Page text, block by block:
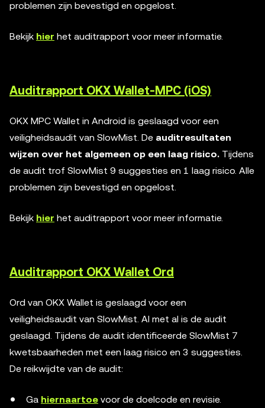
problemen zijn bevestigd en opgelost.
Bekijk hier het auditrapport voor meer informatie.
Auditrapport OKX Wallet-MPC (iOS)
OKX MPC Wallet in Android is geslaagd voor een
veiligheidsaudit van SlowMist. De auditresultaten
wijzen over het algemeen op een laag risico. Tijdens
de audit trof SlowMist 9 suggesties en 1 laag risico. Alle
problemen zijn bevestigd en opgelost.
Bekijk hier het auditrapport voor meer informatie.
Auditrapport OKX Wallet Ord
Ord van OKX Wallet is geslaagd voor een
veiligheidsaudit van SlowMist. Al met al is de audit
geslaagd. Tijdens de audit identificeerde SlowMist 7
kwetsbaarheden met een laag risico en 3 suggesties.
De reikwijdte van de audit:
Ga hiernaartoe voor de doelcode en revisie.